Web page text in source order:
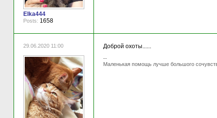
Elka444
Posts: 1658
29.06.2020 11:00 Доброй охоты......
--
Маленькая помощь лучше большого